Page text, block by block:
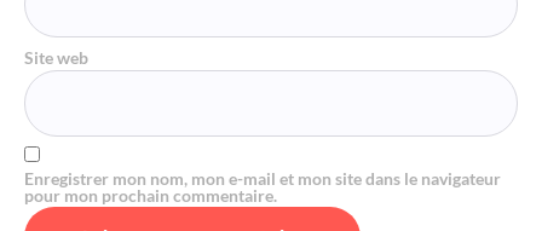
Site web
Enregistrer mon nom, mon e-mail et mon site dans le navigateur
pour mon prochain commentaire.